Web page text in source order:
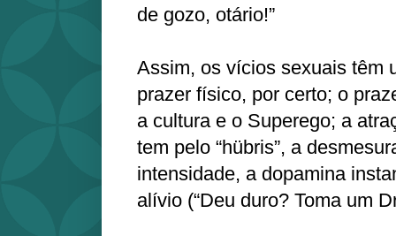
de gozo, otário!”
Assim, os vícios sexuais têm
prazer físico, por certo; o
a cultura e o Superego; a
tem pelo “hübris”, a
intensidade, a dopamina
alívio (“Deu duro? Toma um